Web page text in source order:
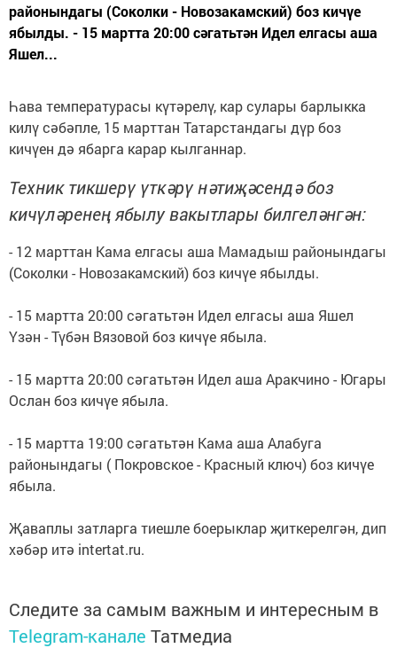
районындагы (Соколки - Новозакамский) боз кичүе
ябылды. - 15 мартта 20:00 сәгатьтән Идел елгасы аша
Яшел...
Һава температурасы күтәрелү, кар сулары барлыкка
килү сәбәпле, 15 марттан Татарстандагы дүр боз
кичүен дә ябарга карар кылганнар.
Техник тикшерү үткәрү нәтиҗәсендә боз
кичүләренең ябылу вакытлары билгеләнгән:
- 12 марттан Кама елгасы аша Мамадыш районындагы
(Соколки - Новозакамский) боз кичүе ябылды.
- 15 мартта 20:00 сәгатьтән Идел елгасы аша Яшел
Үзән - Түбән Вязовой боз кичүе ябыла.
- 15 мартта 20:00 сәгатьтән Идел аша Аракчино - Югары
Ослан боз кичүе ябыла.
- 15 мартта 19:00 сәгатьтән Кама аша Алабуга
районындагы ( Покровское - Красный ключ) боз кичүе
ябыла.
Җаваплы затларга тиешле боерыклар җиткерелгән, дип
хәбәр итә intertat.ru.
Следите за самым важным и интересным в
Telegram-канале Татмедиа